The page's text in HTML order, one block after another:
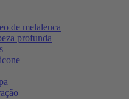
de melaleuca
profunda